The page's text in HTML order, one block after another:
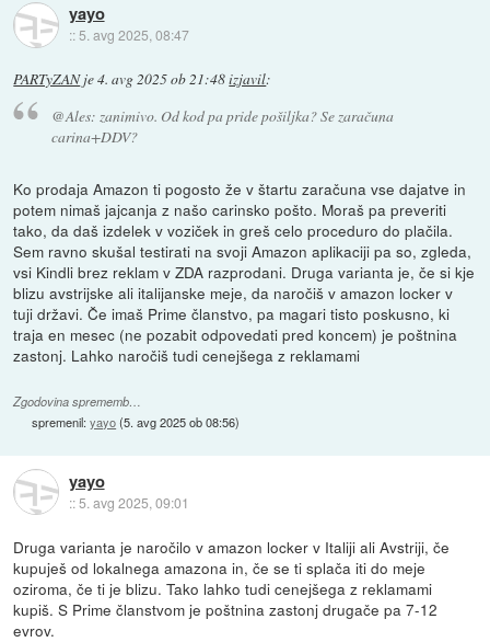
yayo
:: 5. avg 2025, 08:47
PARTyZANje4. avg 2025 ob 21:48izjavil:
@Ales: zanimivo. Od kod pa pride pošiljka? Se zaračuna
carina+DDV?
Ko prodaja Amazon ti pogosto že v štartu zaračuna vse dajatve in
potem nimaš jajcanja z našo carinsko pošto. Moraš pa preveriti
tako, da daš izdelek v voziček in greš celo proceduro do plačila.
Sem ravno skušal testirati na svoji Amazon aplikaciji pa so, zgleda,
vsi Kindli brez reklam v ZDA razprodani. Druga varianta je, če si kje
blizu avstrijske ali italijanske meje, da naročiš v amazon locker v
tuji državi. Če imaš Prime članstvo, pa magari tisto poskusno, ki
traja en mesec (ne pozabit odpovedati pred koncem) je poštnina
zastonj. Lahko naročiš tudi cenejšega z reklamami
Zgodovina sprememb…
spremenil:yayo(5. avg 2025 ob 08:56)
yayo
::5. avg 2025, 09:01
Druga varianta je naročilo v amazon locker v Italiji ali Avstriji, če
kupuješ od lokalnega amazona in, če se ti splača iti do meje
oziroma, če ti je blizu. Tako lahko tudi cenejšega z reklamami
kupiš. S Prime članstvom je poštnina zastonj drugače pa 7-12
evrov.